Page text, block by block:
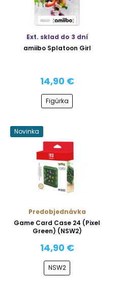
Ext. sklad do 3 dní
amiibo Splatoon Girl
14,90 €
Figúrka
Novinka
Predobjednávka
Game Card Case 24 (Pixel
Green) (NSW2)
14,90 €
NSW2